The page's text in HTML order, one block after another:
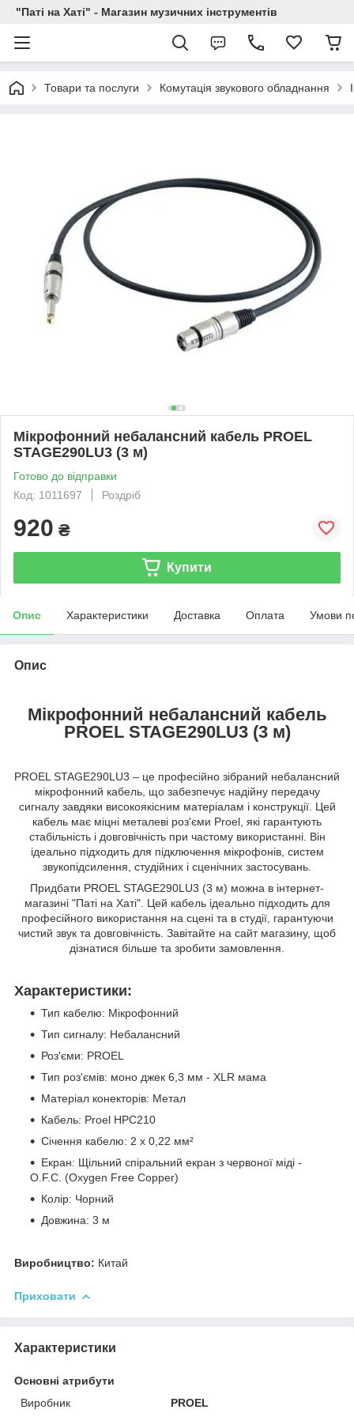
"Паті на Хаті" - Магазин музичних інструментів
Товари та послуги Комутація звукового обладнання
Мікрофонний небалансний кабель PROEL
STAGE290LU3 (3 м)
Готово до відправки
Код: 1011697
Роздріб
920 ₴
Купити
Опис Характеристики Доставка Оплата Умови
Опис
Мікрофонний небалансний кабель
PROEL STAGE290LU3 (3 м)
PROEL STAGE290LU3 – це професійно зібраний небалансний
мікрофонний кабель, що забезпечує надійну передачу
сигналу завдяки високоякісним матеріалам і конструкції. Цей
кабель має міцні металеві роз'єми Proel, які гарантують
стабільність і довговічність при частому використанні. Він
ідеально підходить для підключення мікрофонів, систем
звукопідсилення, студійних і сценічних застосувань.
Придбати PROEL STAGE290LU3 (3 м) можна в інтернет-
магазині "Паті на Хаті". Цей кабель ідеально підходить для
професійного використання на сцені та в студії, гарантуючи
чистий звук та довговічність. Завітайте на сайт магазину, щоб
дізнатися більше та зробити замовлення.
Характеристики:
Тип кабелю: Мікрофонний
Тип сигналу: Небалансний
Роз'єми: PROEL
Тип роз'ємів: моно джек 6,3 мм - XLR мама
Матеріал конекторів: Метал
Кабель: Proel HPC210
Січення кабелю: 2 x 0,22 мм²
Екран: Щільний спіральний екран з червоної міді -
O.F.C. (Oxygen Free Copper)
Колір: Чорний
Довжина: 3 м
Виробництво: Китай
Приховати
Характеристики
Основні атрибути
Виробник
PROEL